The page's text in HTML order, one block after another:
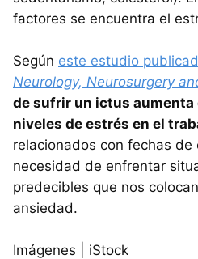
factores se encuentra el
Según este estudio
Neurology, Neurosurgery
de sufrir un ictus aumenta
niveles de estrés en el
relacionados con fechas
necesidad de enfrentar
predecibles que nos
ansiedad.
Imágenes | iStock